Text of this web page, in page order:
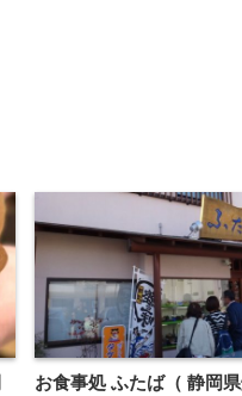
お食事処 ふたば（ 静岡